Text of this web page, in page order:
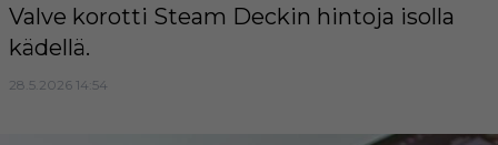
Valve korotti Steam Deckin hintoja isolla
kädellä.
28.5.2026 14:54